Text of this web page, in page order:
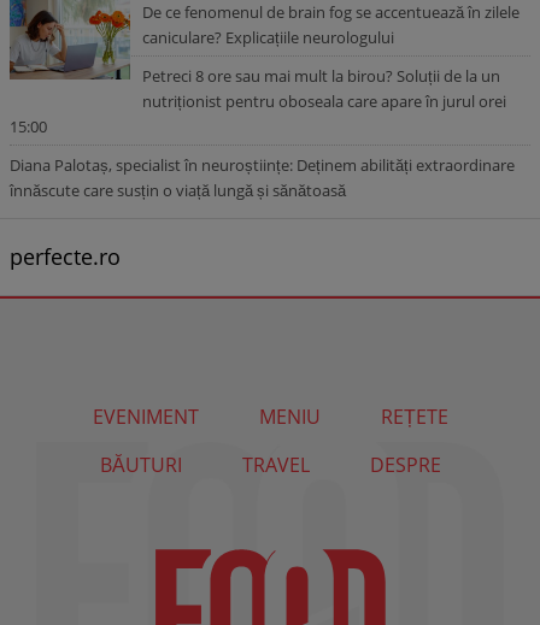
De ce fenomenul de brain fog se accentuează în zilele
caniculare? Explicațiile neurologului
Petreci 8 ore sau mai mult la birou? Soluții de la un
nutriționist pentru oboseala care apare în jurul orei
15:00
Diana Palotaș, specialist în neuroștiințe: Deținem abilități extraordinare
înnăscute care susțin o viață lungă și sănătoasă
perfecte.ro
EVENIMENT MENIU
REȚETE
BĂUTURI
TRAVEL DESPRE